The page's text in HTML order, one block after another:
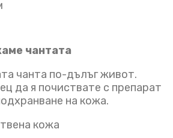
чантата
чанта по-дълъг живот.
да я почиствате с препарат
на кожа.
кожа